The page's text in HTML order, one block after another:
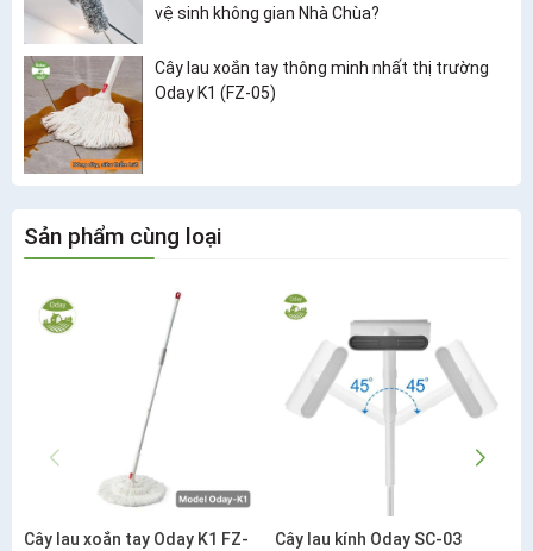
vệ sinh không gian Nhà Chùa?
Cây lau xoắn tay thông minh nhất thị trường
Oday K1 (FZ-05)
Sản phẩm cùng loại
Cây lau xoắn tay Oday K1 FZ-
Cây lau kính Oday SC-03